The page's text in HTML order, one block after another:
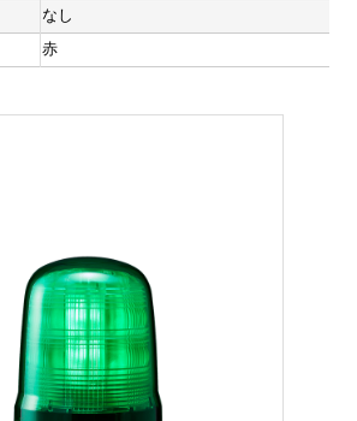
なし
赤